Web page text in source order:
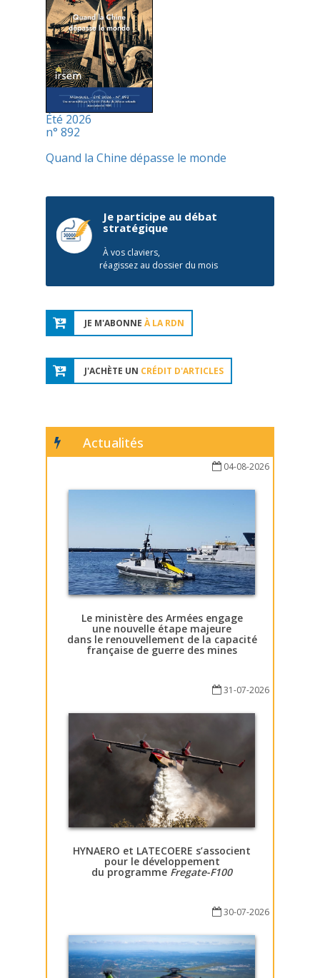
Été 2026
n° 892
Quand la Chine dépasse le monde
Je participe au débat
stratégique
À vos claviers,
réagissez au dossier du mois
JE M'ABONNE À LA RDN
J'ACHÈTE UN CRÉDIT D'ARTICLES
Actualités
04-08-2026
Le ministère des Armées engage
une nouvelle étape majeure
dans le renouvellement de la capacité
française de guerre des mines
31-07-2026
HYNAERO et LATECOERE s’associent
pour le développement
du programme Fregate-F100
30-07-2026